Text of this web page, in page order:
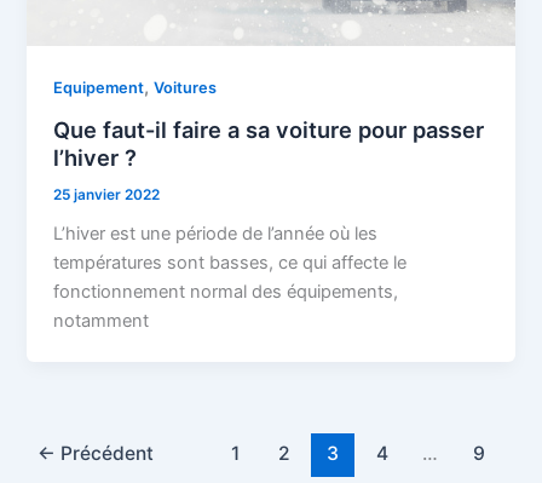
Equipement,Voitures
Que faut-il faire a sa voiture pour passer
l’hiver ?
25 janvier 2022
L’hiver est une période de l’année où les
températures sont basses, ce qui affecte le
fonctionnement normal des équipements,
notamment
← Précédent 1 2 3 4 …
9